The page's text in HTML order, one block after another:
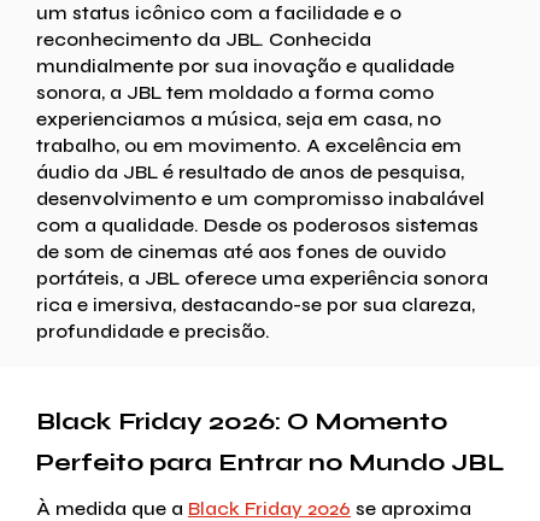
um status icônico com a facilidade e o
reconhecimento da JBL. Conhecida
mundialmente por sua inovação e qualidade
sonora, a JBL tem moldado a forma como
experienciamos a música, seja em casa, no
trabalho, ou em movimento. A excelência em
áudio da JBL é resultado de anos de pesquisa,
desenvolvimento e um compromisso inabalável
com a qualidade. Desde os poderosos sistemas
de som de cinemas até aos fones de ouvido
portáteis, a JBL oferece uma experiência sonora
rica e imersiva, destacando-se por sua clareza,
profundidade e precisão.
Black Friday 2026: O Momento
Perfeito para Entrar no Mundo JBL
À medida que a Black Friday 2026 se aproxima